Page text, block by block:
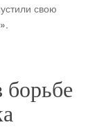
свою
.